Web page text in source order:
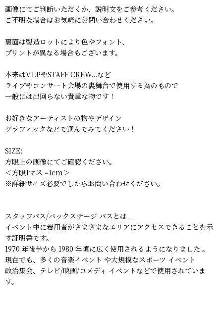
画像にてご判断いただくか、説明文をご参考ください。
ご不明な場合はお気軽にお問い合わせください。
裏面は製造ロットにより色やフォント、
プリントが異なる場合もございます。
本来はV.I.PやSTAFF CREW...など
ライブやコンサート会場の裏舞台で使用する為のもので
一般には出回らない貴重な物です！
お好きなアーティストの物やデザイン
グラフィックなどで選んでみてください！
SIZE:
方眼上の画像にてご確認ください。
＜方眼1マス =1cm＞
※詳細サイズ必要でしたらお問い合わせください。
スタッフパス/バックステージ パスとは....
イベント中に着用者がさまざまなエリアにアクセスできることを示
す証明書です。
1970 年後半から 1980 年頃に広く使用されるようになりました 。
現在でも、多くの音楽イベント や大規模なスポーツ イベント
政治集会、テレビ/映画/コメディ イベントなどで使用されていま
す。